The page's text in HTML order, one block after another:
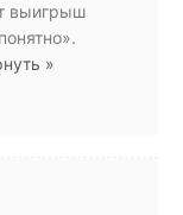
выигрыш
»